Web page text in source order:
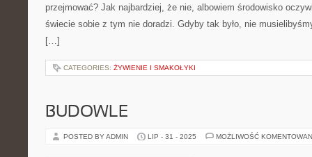
przejmować? Jak najbardziej, że nie, albowiem środowisko
świecie sobie z tym nie doradzi. Gdyby tak było, nie
[…]
CATEGORIES: ŻYWIENIE I SMAKOŁYKI
BUDOWLE
POSTED BY ADMIN LIP - 31 - 2025 MOŻLIWOŚĆ